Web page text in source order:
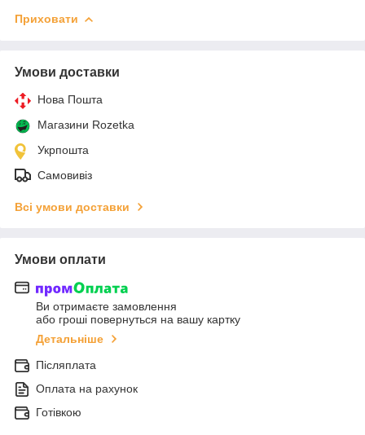
Приховати
Умови доставки
Нова Пошта
Магазини Rozetka
Укрпошта
Самовивіз
Всі умови доставки
Умови оплати
Ви отримаєте замовлення
або гроші повернуться на вашу картку
Детальніше
Післяплата
Оплата на рахунок
Готівкою